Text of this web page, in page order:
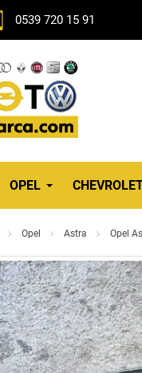
0539 720 15 91
OPEL
Opel Astra Opel